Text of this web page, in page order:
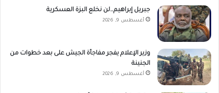
جبريل إبراهيم…لن نخلع البزة العسكرية
أغسطس 9, 2026
وزير الإعلام يفجر مفاجأة الجيش على بعد خطوات من
الجنينة
أغسطس 9, 2026